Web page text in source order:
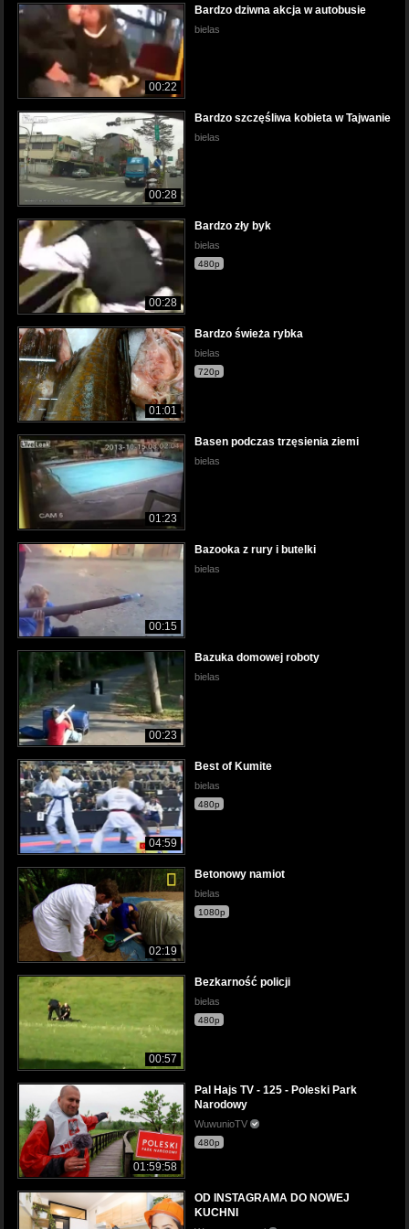
00:22
Bardzo dziwna akcja w autobusie
bielas
00:28
Bardzo szczęśliwa kobieta w Tajwanie
bielas
00:28
Bardzo zły byk
bielas
480p
01:01
Bardzo świeża rybka
bielas
720p
01:23
Basen podczas trzęsienia ziemi
bielas
00:15
Bazooka z rury i butelki
bielas
00:23
Bazuka domowej roboty
bielas
04:59
Best of Kumite
bielas
480p
02:19
Betonowy namiot
bielas
1080p
00:57
Bezkarność policji
bielas
480p
01:59:58
Pal Hajs TV - 125 - Poleski Park
Narodowy
WuwunioTV
480p
OD INSTAGRAMA DO NOWEJ
KUCHNI